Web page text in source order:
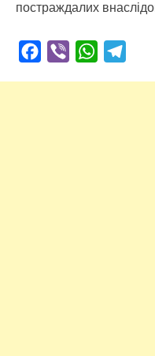
постраждалих
Facebook
Viber WhatsApp